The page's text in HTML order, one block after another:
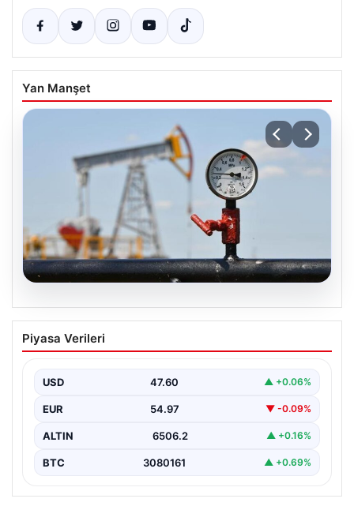
Yan Manşet
Petrol fiyatları 25 Mayıs: Petrol fiyatları
düştü mü, ne kadar oldu? Brent petrol
Piyasa Verileri
USD 47.60 ▲ +0.06%
EUR 54.97 ▼ -0.09%
ALTIN 6506.2 ▲ +0.16%
BTC 3080161 ▲ +0.69%